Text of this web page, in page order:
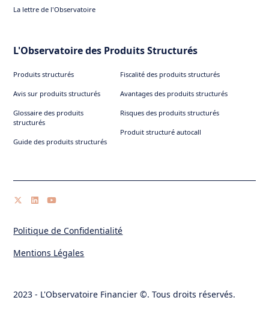
La lettre de l'Observatoire
L'Observatoire des Produits Structurés
Produits structurés
Avis sur produits structurés
Glossaire des produits
structurés
Guide des produits structurés
Fiscalité des produits structurés
Avantages des produits structurés
Risques des produits structurés
Produit structuré autocall
2023 - L'Observatoire Financier ©. Tous droits réservés.
Politique de Confidentialité
Mentions Légales